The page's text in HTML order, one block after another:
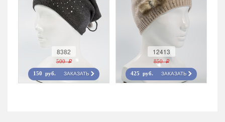
8382
500 r
150 руб. ЗАКАЗАТЬ
12413
850 r
425 руб. ЗАКАЗАТЬ